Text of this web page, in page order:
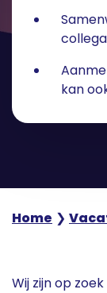
kan
Home ❯
Wij zijn op